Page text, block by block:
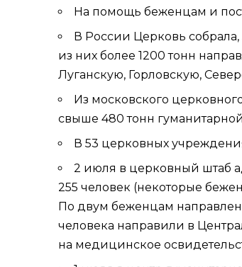
На помощь беженцам и
В России Церковь
из них более 1200 тонн
Луганскую, Горловскую,
Из московского
свыше 480 тонн
В 53 церковных
2 июля в церковный штаб
255 человек (некоторые
По двум беженцам
человека направили в
на медицинское